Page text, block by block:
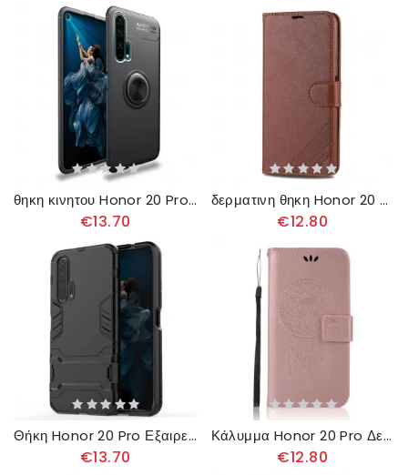
θηκη κινητου Honor 20 Pro Περιστροφικός Δακτύλιος
€13.70
δερματινη θηκη Honor 20 Pro Azns Faux Leather
€12.80
Θήκη Honor 20 Pro Εξαιρετικά Ανθεκτικό
€13.70
Κάλυμμα Honor 20 Pro Δερμάτινο Εφέ Dreamcatcher Owl
€12.80